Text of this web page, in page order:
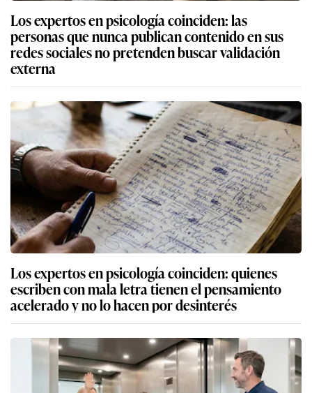
Los expertos en psicología coinciden: las
personas que nunca publican contenido en sus
redes sociales no pretenden buscar validación
externa
Los expertos en psicología coinciden: quienes
escriben con mala letra tienen el pensamiento
acelerado y no lo hacen por desinterés